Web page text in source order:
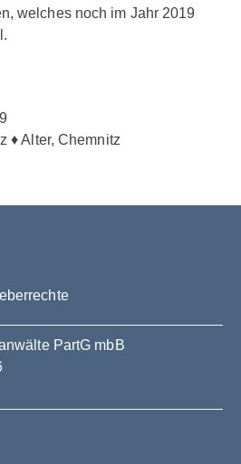
welches noch im Jahr 2019
♦ Alter, Chemnitz
PartG mbB